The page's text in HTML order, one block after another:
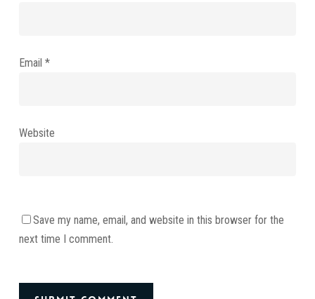
Email *
Website
Save my name, email, and website in this browser for the
next time I comment.